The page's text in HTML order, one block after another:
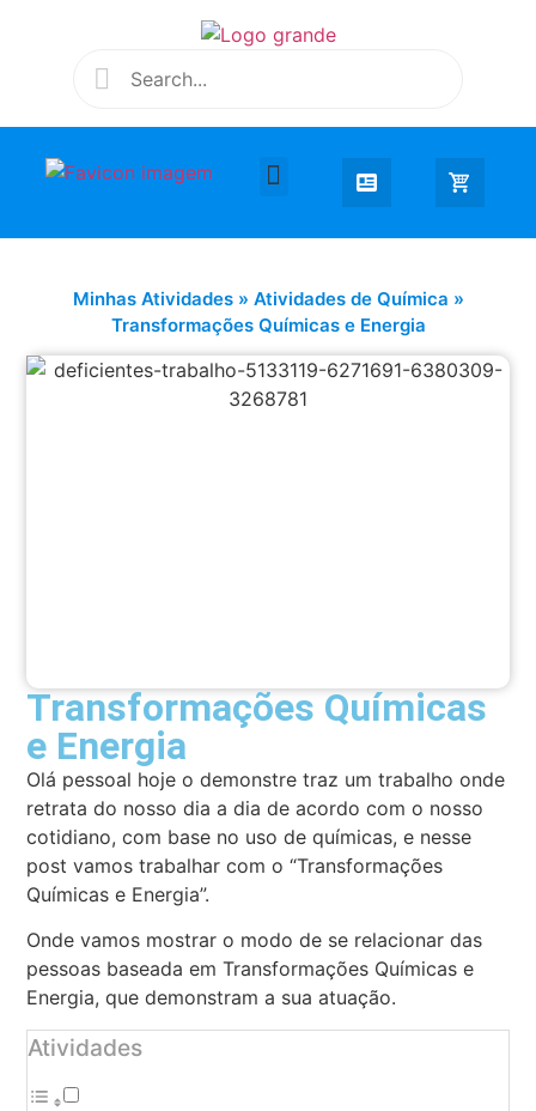
Minhas Atividades» Atividades de Química »
Transformações Químicas e Energia
Transformações Químicas
e Energia
Olá pessoal hoje o demonstre traz um trabalho onde
retrata do nosso dia a dia de acordo com o nosso
cotidiano, com base no uso de químicas, e nesse
post vamos trabalhar com o “Transformações
Químicas e Energia”.
Onde vamos mostrar o modo de se relacionar das
pessoas baseada em Transformações Químicas e
Energia, que demonstram a sua atuação.
Atividades